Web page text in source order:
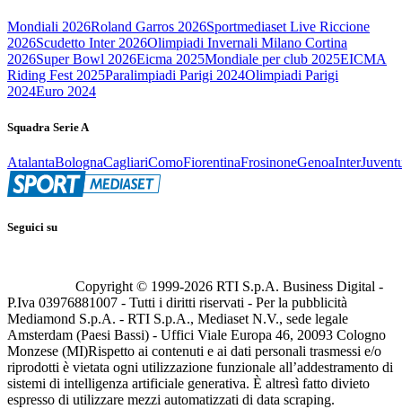
Mondiali 2026Roland Garros 2026Sportmediaset Live Riccione
2026Scudetto Inter 2026Olimpiadi Invernali Milano Cortina
2026Super Bowl 2026Eicma 2025Mondiale per club 2025EICMA
Riding Fest 2025Paralimpiadi Parigi 2024Olimpiadi Parigi
2024Euro 2024
Squadra Serie A
AtalantaBolognaCagliariComoFiorentinaFrosinoneGenoaInter
Seguici su
Copyright © 1999-2026 RTI S.p.A. Business Digital -
P.Iva 03976881007 - Tutti i diritti riservati - Per la pubblicità
Mediamond S.p.A. - RTI S.p.A., Mediaset N.V., sede legale
Amsterdam (Paesi Bassi) - Uffici Viale Europa 46, 20093 Cologno
Monzese (MI)Rispetto ai contenuti e ai dati personali trasmessi e/o
riprodotti è vietata ogni utilizzazione funzionale all’addestramento di
sistemi di intelligenza artificiale generativa. È altresì fatto divieto
espresso di utilizzare mezzi automatizzati di data scraping.